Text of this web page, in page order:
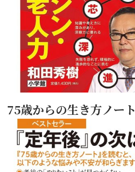
75歳からの生き方ノート